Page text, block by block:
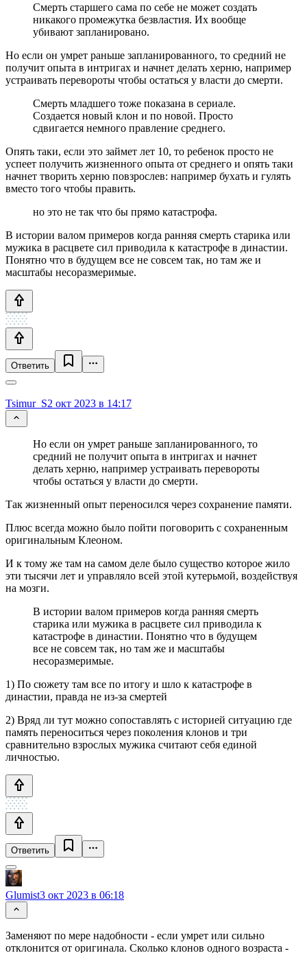
Смерть старшего сама по себе не может создать
никакого промежутка безвластия. Их вообще
убивают запланировано.
Но если он умрет раньше запланированного, то средний не
получит опыта в интригах и начнет делать херню, например
устраивать перевороты чтобы остаться у власти до смерти.
Смерть младшего тоже показана в сериале.
Создается новый клон и по новой. Просто
сдвигается немного правление среднего.
Опять таки, если это займет лет 10, то ребенок просто не
успеет получить жизненного опыта от среднего и опять таки
начнет творить херню повзрослев: например бухать и гулять
вместо того чтобы править.
но это не так что бы прямо катастрофа.
В истории валом примеров когда ранняя смерть старика или
мужика в расцвете сил приводила к катастрофе в династии.
Понятно что в будущем все не совсем так, но там же и
масштабы несоразмеримые.
Ответить
Tsimur_S2 окт 2023 в 14:17
Но если он умрет раньше запланированного, то
средний не получит опыта в интригах и начнет
делать херню, например устраивать перевороты
чтобы остаться у власти до смерти.
Так жизненный опыт переносился через сохранение памяти.
Плюс всегда можно было пойти поговорить с сохраненным
оригинальным Клеоном.
И к тому же там на самом деле было существо которое жило
эти тысячи лет и управляло всей этой кутерьмой, воздействуя
на мозги.
В истории валом примеров когда ранняя смерть
старика или мужика в расцвете сил приводила к
катастрофе в династии. Понятно что в будущем
все не совсем так, но там же и масштабы
несоразмеримые.
1) По сюжету там все по итогу и шло к катастрофе в
династии, правда не из-за смертей
2) Вряд ли тут можно сопоставлять с историей ситуацию где
память переноситься через поколения клонов и три
сравнительно взрослых мужика считают себя единой
личностью.
Ответить
Glumist3 окт 2023 в 06:18
Заменяют по мере надобности - если умрет или сильно
отклонится от оригинала. Сколько клонов одного возраста -